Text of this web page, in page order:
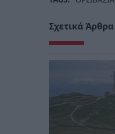
Σχετικά Άρθρα